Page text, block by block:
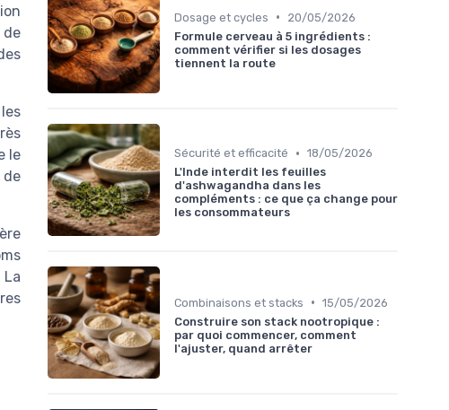
de
le
Dosage et cycles •
20/05/2026
Formule cerveau à 5 ingrédients :
comment vérifier si les dosages
tiennent la route
Sécurité et efficacité • 18/05/2026
L'Inde interdit les feuilles
d'ashwagandha dans les
compléments : ce que ça change pour
les consommateurs
Combinaisons et stacks • 15/05/2026
Construire son stack nootropique :
par quoi commencer, comment
l'ajuster, quand arrêter